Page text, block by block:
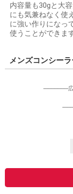
内容量も30gと大
にも気兼ねなく使
に強い作りになっ
使うことができます
メンズコンシー